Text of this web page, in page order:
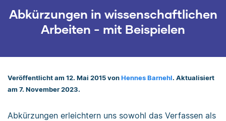
Abkürzungen in wissenschaftlichen
Arbeiten - mit Beispielen
Veröffentlicht am 12. Mai 2015 von Hennes Barnehl. Aktualisiert
am 7. November 2023.
Abkürzungen erleichtern uns sowohl das Verfassen als